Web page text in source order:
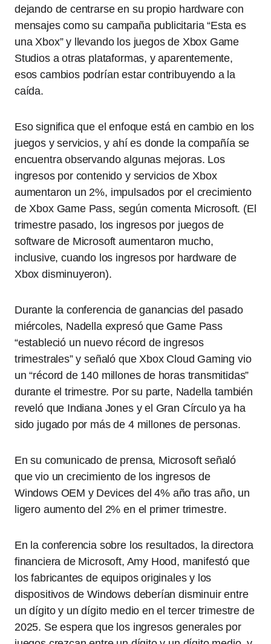
dejando de centrarse en su propio hardware con
mensajes como su campaña publicitaria “Esta es
una Xbox” y llevando los juegos de Xbox Game
Studios a otras plataformas, y aparentemente,
esos cambios podrían estar contribuyendo a la
caída.
Eso significa que el enfoque está en cambio en los
juegos y servicios, y ahí es donde la compañía se
encuentra observando algunas mejoras. Los
ingresos por contenido y servicios de Xbox
aumentaron un 2%, impulsados ​​por el crecimiento
de Xbox Game Pass, según comenta Microsoft. (El
trimestre pasado, los ingresos por juegos de
software de Microsoft aumentaron mucho,
inclusive, cuando los ingresos por hardware de
Xbox disminuyeron).
Durante la conferencia de ganancias del pasado
miércoles, Nadella expresó que Game Pass
“estableció un nuevo récord de ingresos
trimestrales” y señaló que Xbox Cloud Gaming vio
un “récord de 140 millones de horas transmitidas”
durante el trimestre. Por su parte, Nadella también
reveló que Indiana Jones y el Gran Círculo ya ha
sido jugado por más de 4 millones de personas.
En su comunicado de prensa, Microsoft señaló
que vio un crecimiento de los ingresos de
Windows OEM y Devices del 4% año tras año, un
ligero aumento del 2% en el primer trimestre.
En la conferencia sobre los resultados, la directora
financiera de Microsoft, Amy Hood, manifestó que
los fabricantes de equipos originales y los
dispositivos de Windows deberían disminuir entre
un dígito y un dígito medio en el tercer trimestre de
2025. Se espera que los ingresos generales por